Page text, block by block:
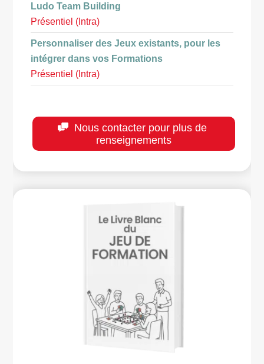
Ludo Team Building
Présentiel (Intra)
Personnaliser des Jeux existants, pour les
intégrer dans vos Formations
Présentiel (Intra)
Nous contacter pour plus de
renseignements